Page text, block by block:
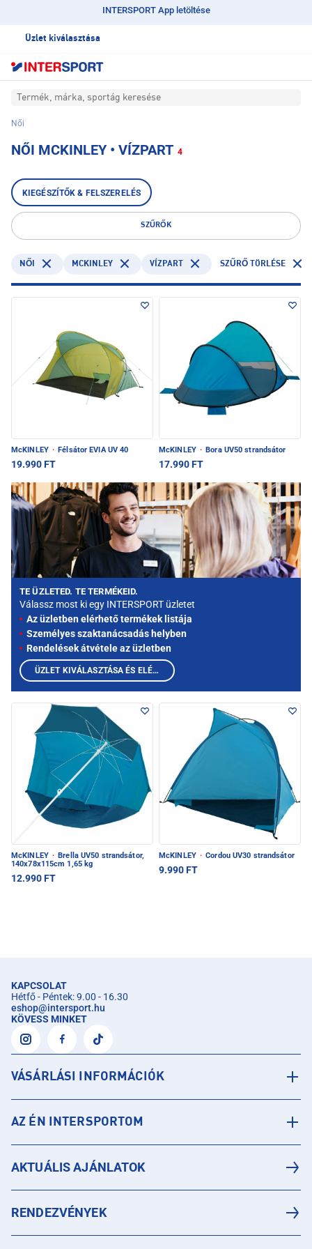
INTERSPORT App letöltése
Üzlet kiválasztása
Termék, márka, sportág keresése
Női
NŐI MCKINLEY • VÍZPART 4
KIEGÉSZÍTŐK & FELSZERELÉS
SZŰRŐK
NŐI MCKINLEY VÍZPART SZŰRŐ TÖRLÉSE
McKINLEY · Félsátor EVIA UV 40
19.990 FT
McKINLEY · Bora UV50 strandsátor
17.990 FT
McKINLEY · Brella UV50 strandsátor,
140x78x115cm 1,65 kg
12.990 FT
McKINLEY · Cordou UV30 strandsátor
9.990 FT
TE ÜZLETED. TE TERMÉKEID.
Válassz most ki egy INTERSPORT üzletet
Az üzletben elérhető termékek listája
Személyes szaktanácsadás helyben
Rendelések átvétele az üzletben
ÜZLET KIVÁLASZTÁSA ÉS ELÉRHETŐ TERMÉKEK MEGTEKINTÉSE
KAPCSOLAT
Hétfő - Péntek: 9.00 - 16.30
eshop@intersport.hu
KÖVESS MINKET
VÁSÁRLÁSI INFORMÁCIÓK
AZ ÉN INTERSPORTOM
AKTUÁLIS AJÁNLATOK
RENDEZVÉNYEK